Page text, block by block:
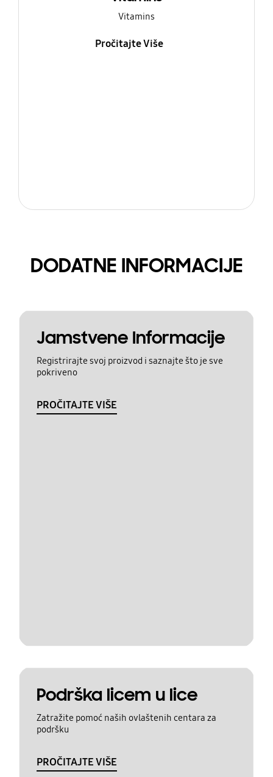
Vitamins
Pročitajte Više
DODATNE INFORMACIJE
Jamstvene Informacije
Registrirajte svoj proizvod i saznajte što je sve
pokriveno
PROČITAJTE VIŠE
Podrška licem u lice
Zatražite pomoć naših ovlaštenih centara za
podršku
PROČITAJTE VIŠE